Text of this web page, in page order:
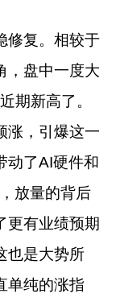
修复。相较于
，盘中一度大
期新高了。
涨，引爆这一
动了AI硬件和
放量的背后
更有业绩预期
也是大势所
单纯的涨指